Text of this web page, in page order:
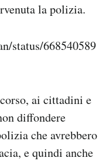
la polizia.
status/668540589
ai cittadini e
diffondere
che avrebbero
e quindi anche